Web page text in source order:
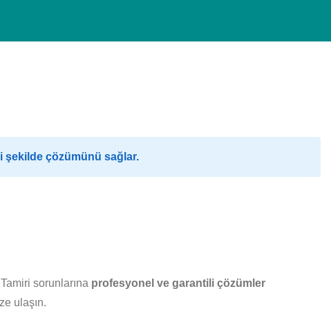
şekilde çözümünü sağlar.
sorunlarına profesyonel ve garantili çözümler
ulaşın.